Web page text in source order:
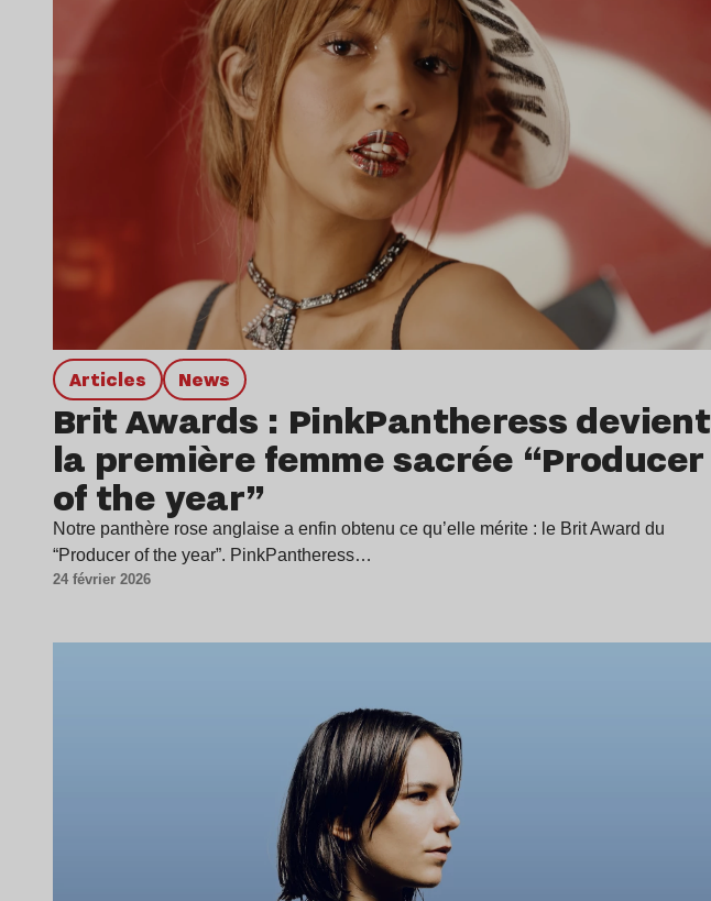
Articles news
Brit Awards : PinkPantheress devient
la première femme sacrée “Producer
of the year”
Notre panthère rose anglaise a enfin obtenu ce qu’elle mérite : le Brit Award du
“Producer of the year”. PinkPantheress…
24 février 2026